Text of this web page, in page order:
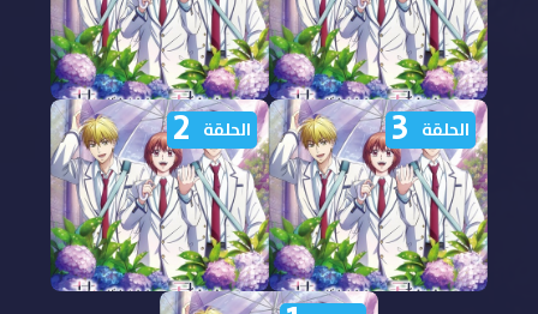
مشاهدة انمي Hana Kimi
الموسم الثاني الحلقة 5
مترجمة
مشاهدة انمي Hana Kimi
الموسم الثاني الحلقة 4
مترجمة
الحلقة 3 الحلقة 2